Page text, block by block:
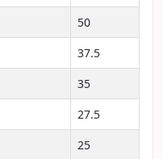
50
37.5
35
27.5
25